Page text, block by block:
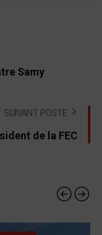
Samy
SUIVANT POSTE
de la FEC